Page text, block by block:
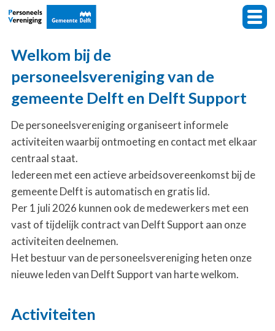
Welkom bij de
personeelsvereniging van de
gemeente Delft en Delft Support
De personeelsvereniging organiseert informele
activiteiten waarbij ontmoeting en contact met elkaar
centraal staat.
Iedereen met een actieve arbeidsovereenkomst bij de
gemeente Delft is automatisch en gratis lid.
Per 1 juli 2026 kunnen ook de medewerkers met een
vast of tijdelijk contract van Delft Support aan onze
activiteiten deelnemen.
Het bestuur van de personeelsvereniging heten onze
nieuwe leden van Delft Support van harte welkom.
Activiteiten